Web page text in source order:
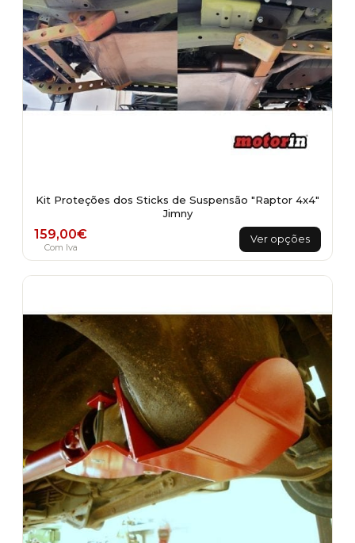
Kit Proteções dos Sticks de Suspensão "Raptor 4x4"
Jimny
159,00€
Com Iva
Ver opções
This
product
has
multiple
options
chosen
on
the
product
page